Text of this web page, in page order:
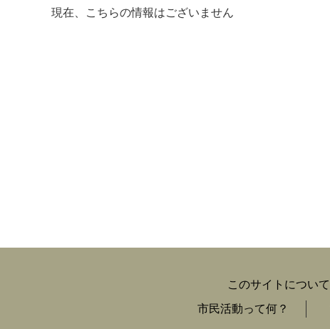
現在、こちらの情報はございません
このサイトについて
市民活動って何？